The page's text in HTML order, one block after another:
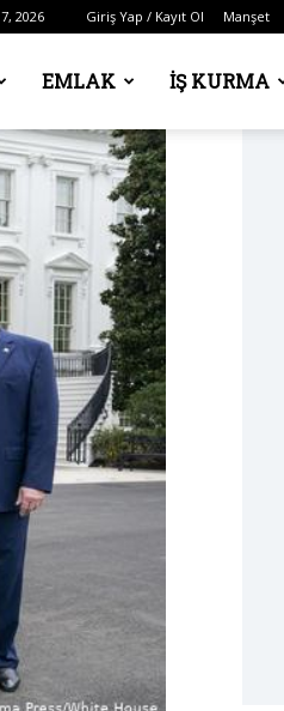
2026 Giriş Yap / Kayıt Ol Manşet
EMLAK İŞ KURMA